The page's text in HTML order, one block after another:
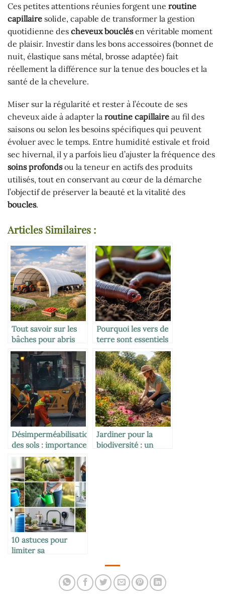
Ces petites attentions réunies forgent une routine
capillaire solide, capable de transformer la gestion
quotidienne des cheveux bouclésen véritable moment
de plaisir. Investir dans les bons accessoires (bonnet de
nuit, élastique sans métal, brosse adaptée) fait
réellement la différence sur la tenue des boucles et la
santé de la chevelure.
Miser sur la régularité et rester à l’écoute de ses
cheveux aide à adapter la routine capillaire au fil des
saisons ou selon les besoins spécifiques qui peuvent
évoluer avec le temps. Entre humidité estivale et froid
sec hivernal, il y a parfois lieu d’ajuster la fréquence des
soins profondsou la teneur en actifs des produits
utilisés, tout en conservant au cœur de la démarche
l’objectif de préserver la beauté et la vitalité des
boucles.
Articles Similaires :
Tout savoir sur les
bâches pour abris
tunnel agricole :
usages, avantages et
conseils
Pourquoi les vers de
terre sont essentiels
à la vie du sol
Désimperméabilisation
des sols : importance
pour les paysagistes,
et mise en œuvre sur
vos chantiers
Jardiner pour la
biodiversité : un
10 astuces pour
limiter sa